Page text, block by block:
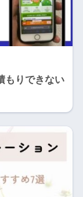
もりできない